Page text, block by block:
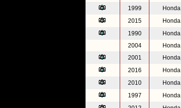
1999 Honda
2015 Honda
1990 Honda
2004 Honda
2001 Honda
2016 Honda
2010 Honda
1997 Honda